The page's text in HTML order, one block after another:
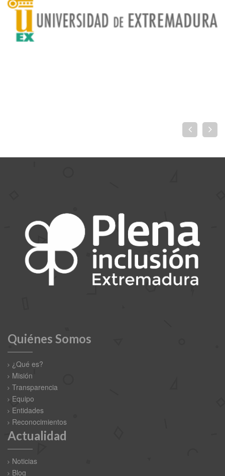
Quiénes Somos
¿Qué es?
Misión
Transparencia
Equipo
Entidades
Reconocimientos
Actualidad
Noticias
Blog